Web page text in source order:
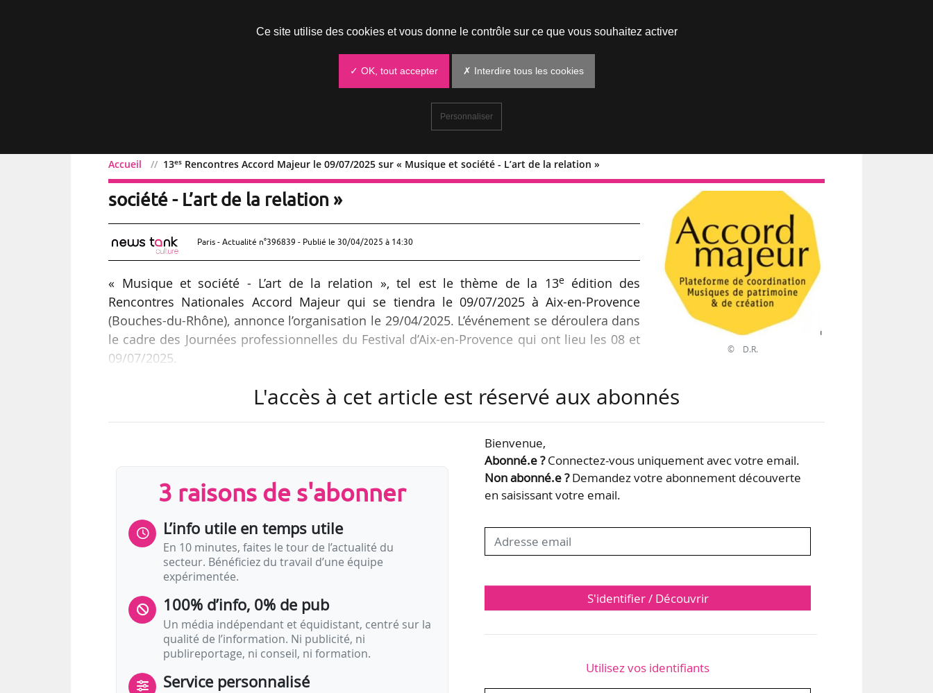
Accueil 13es Rencontres Accord Majeur le 09/07/2025 sur « Musique et société - L’art de la relation »
13esRencontres Accord Majeur le 09/07/2025 sur « Musique et
société - L’art de la relation »
Paris - Actualité n°396839 - Publié le 30/04/2025 à 14:30
« Musique et société - L’art de la relation », tel est le thème de la 13eédition des
Rencontres Nationales Accord Majeur qui se tiendra le 09/07/2025 à Aix-en-Provence
(Bouches-du-Rhône), annonce l’organisation le 29/04/2025. L’événement se déroulera dans
le cadre des Journées professionnelles du Festival d’Aix-en-Provence qui ont lieu les 08 et
09/07/2025.
La thématique interrogera « la place de la culture dans les politiques publiques et le rôle
Il s’agit du deuxième volet du thème qu’Accord Majeur avait abordé en 2024. Celui prévu
initialement pour l’édition 2024, « La musique : discipline olympique ? », avait été modifié
© D.R.
L'accès à cet article est réservé aux abonnés
3 raisons de s'abonner
L’info utile en temps utile
En 10 minutes, faites le tour de l’actualité du
secteur. Bénéficiez du travail d’une équipe
expérimentée.
100% d’info, 0% de pub
Un média indépendant et équidistant, centré sur la
qualité de l’information. Ni publicité, ni
publireportage, ni conseil, ni formation.
Service personnalisé
Bienvenue,
Abonné.e ?Connectez-vous uniquement avec votre email.
Non abonné.e ?Demandez votre abonnement découverte
en saisissant votre email.
S'identifier / Découvrir
Utilisez vos identifiants
Ce site utilise des cookies et vous donne le contrôle sur ce que vous souhaitez activer
✓ OK, tout accepter ✗ Interdire tous les cookies
Personnaliser